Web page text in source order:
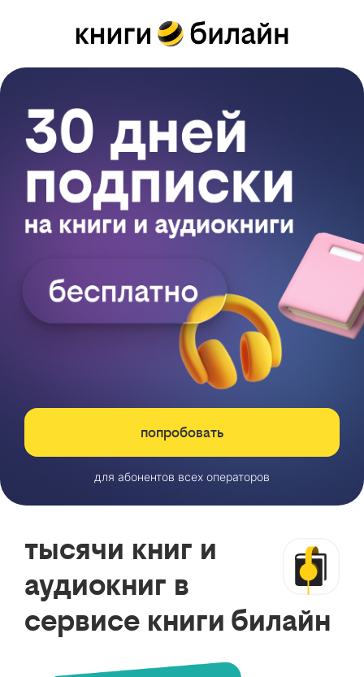
попробовать
для абонентов всех операторов
тысячи книг и
аудиокниг в
сервисе книги билайн